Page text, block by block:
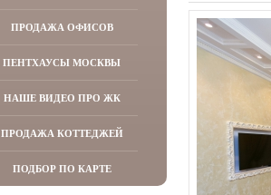
ПРОДАЖА ОФИСОВ
ПЕНТХАУСЫ МОСКВЫ
НАШЕ ВИДЕО ПРО ЖК
ПРОДАЖА КОТТЕДЖЕЙ
ПОДБОР ПО КАРТЕ